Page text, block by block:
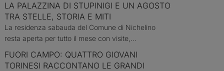
LA PALAZZINA DI STUPINIGI E UN AGOSTO
TRA STELLE, STORIA E MITI
La residenza sabauda del Comune di Nichelino
resta aperta per tutto il mese con visite,...
FUORI CAMPO: QUATTRO GIOVANI
TORINESI RACCONTANO LE GRANDI